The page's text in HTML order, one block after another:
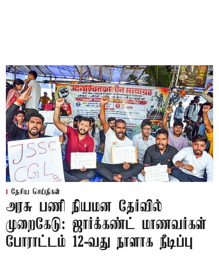
தேசிய செய்திகள்
அரசு பணி நியமன தேர்வில்
முறைகேடு: ஜார்க்கண்ட் மாணவர்கள்
போராட்டம் 12-வது நாளாக நீடிப்பு